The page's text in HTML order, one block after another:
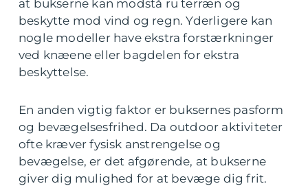
at bukserne kan modstå ru terræn og
beskytte mod vind og regn. Yderligere kan
nogle modeller have ekstra forstærkninger
ved knæene eller bagdelen for ekstra
beskyttelse.
En anden vigtig faktor er buksernes pasform
og bevægelsesfrihed. Da outdoor aktiviteter
ofte kræver fysisk anstrengelse og
bevægelse, er det afgørende, at bukserne
giver dig mulighed for at bevæge dig frit.